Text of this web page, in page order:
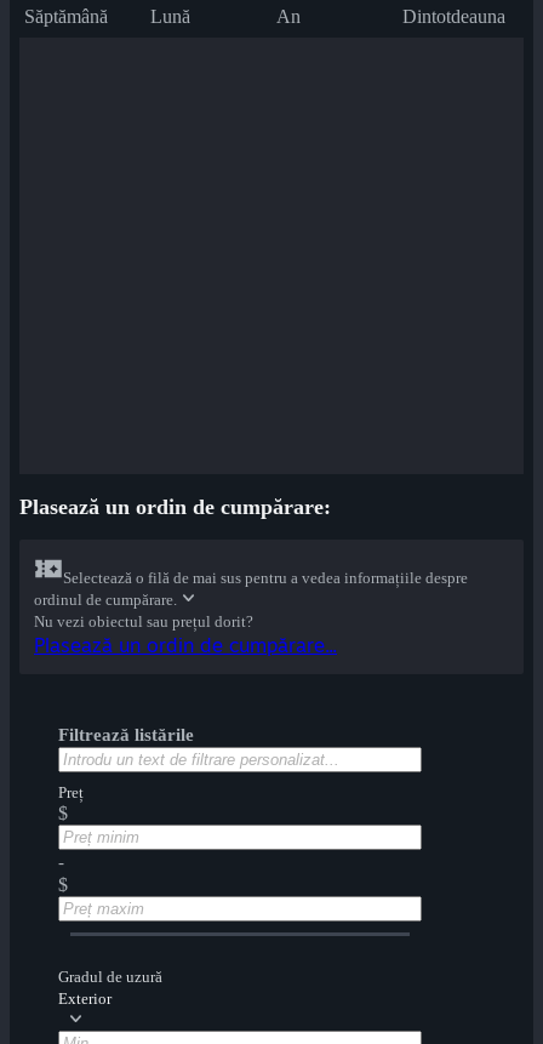
Săptămână Lună An Dintotdeauna
Plasează un ordin de cumpărare:
Selectează o filă de mai sus pentru a vedea informațiile despre
ordinul de cumpărare.
Nu vezi obiectul sau prețul dorit?
Plasează un ordin de cumpărare...
Filtrează listările
Preț
$
-
$
Gradul de uzură
Exterior